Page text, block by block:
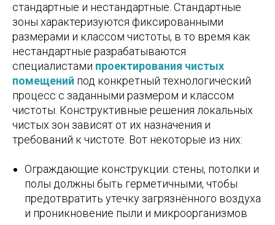
стандартные и нестандартные. Стандартные
зоны характеризуются фиксированными
размерами и классом чистоты, в то время как
нестандартные разрабатываются
специалистами проектирования чистых
помещений под конкретный технологический
процесс с заданными размером и классом
чистоты. Конструктивные решения локальных
чистых зон зависят от их назначения и
требований к чистоте. Вот некоторые из них:
Ограждающие конструкции: стены, потолки и
полы должны быть герметичными, чтобы
предотвратить утечку загрязнённого воздуха
и проникновение пыли и микроорганизмов